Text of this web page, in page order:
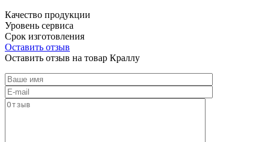
Качество продукции
Уровень сервиса
Срок изготовления
Оставить отзыв
Оставить отзыв на товар Краллу